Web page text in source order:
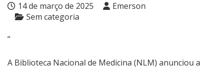
14 de março de 2025
Emerson
Sem categoria
“
A Biblioteca Nacional de Medicina (NLM) anunciou a